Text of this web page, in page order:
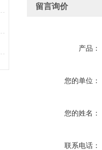
留言询价
产品：
您的单位：
您的姓名：
联系电话：